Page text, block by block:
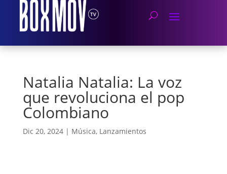
Natalia Natalia: La voz
que revoluciona el pop
Colombiano
Dic 20, 2024| Música, Lanzamientos